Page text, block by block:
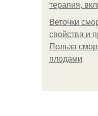
терапия,
Веточки
свойства и
Польза
плодами